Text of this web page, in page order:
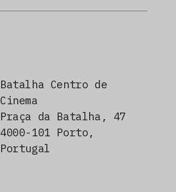
Batalha Centro de
Cinema
Praça da Batalha, 47
4000-101 Porto,
Portugal